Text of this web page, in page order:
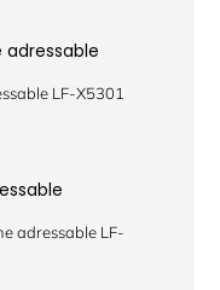
adressable
LF-X5301
adressable LF-